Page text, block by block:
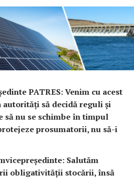
PATRES: Venim cu acest
să decidă reguli și
să nu se schimbe în timpul
prosumatorii, nu să-i
Salutăm
obligativității stocării, însă